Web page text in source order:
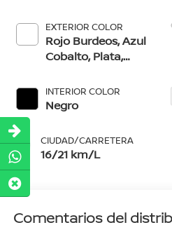
EXTERIOR COLOR
Rojo Burdeos, Azul
Cobalto, Plata,
Blanco, Azul Zafiro
INTERIOR COLOR
Negro
CIUDAD/CARRETERA
16/21 km/L
Comentarios del